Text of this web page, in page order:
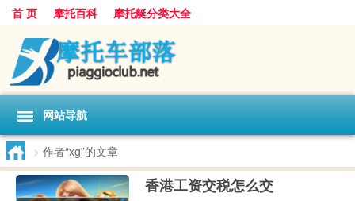
首 页 摩托百科 摩托艇分类大全
网站导航
> 作者“xg”的文章
香港工资交税怎么交